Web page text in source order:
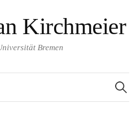
Kirchmeier
Bremen
nach: